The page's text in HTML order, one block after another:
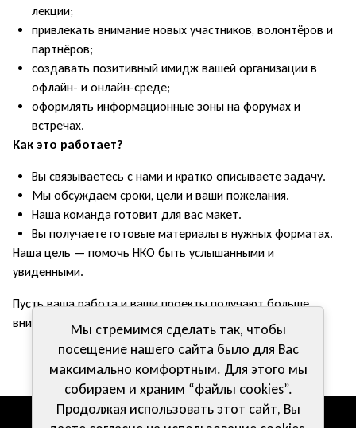
Мы стремимся сделать так, чтобы
посещение нашего сайта было для Вас
максимально комфортным. Для этого мы
собираем и храним “файлы cookies”.
Продолжая использовать этот сайт, Вы
лекции;
привлекать внимание новых участников, волонтёров и
партнёров;
создавать позитивный имидж вашей организации в
офлайн- и онлайн-среде;
оформлять информационные зоны на форумах и
встречах.
Как это работает?
Вы связываетесь с нами и кратко описываете задачу.
Мы обсуждаем сроки, цели и ваши пожелания.
Наша команда готовит для вас макет.
Вы получаете готовые материалы в нужных форматах.
Наша цель — помочь НКО быть услышанными и
увиденными.
Пусть ваша работа и ваши проекты получают больше
внимания и поддержки.